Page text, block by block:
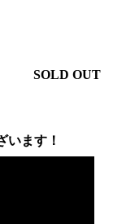
SOLD OUT
います！